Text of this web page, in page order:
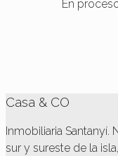
En
Casa & CO
Inmobiliaria
sur y sureste de la